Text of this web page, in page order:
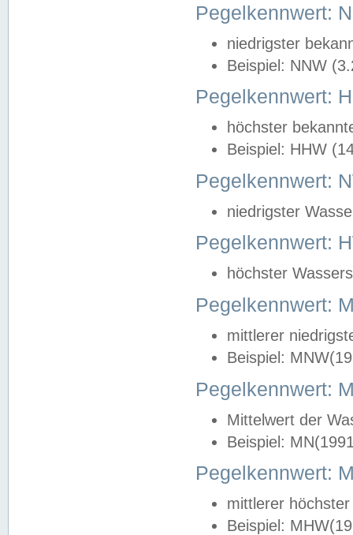
Pegelkennwert:
niedrigster
Beispiel: NNW
Pegelkennwert:
höchster
Beispiel: HHW
Pegelkennwert:
niedrigster
Pegelkennwert:
höchster
Pegelkennwert:
mittlerer
Beispiel:
Pegelkennwert:
Mittelwert der
Beispiel:
Pegelkennwert:
mittlerer
Beispiel: